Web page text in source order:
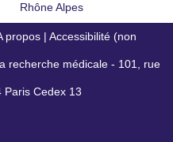
Rhône Alpes
propos | Accessibilité (non
recherche médicale - 101, rue
Paris Cedex 13